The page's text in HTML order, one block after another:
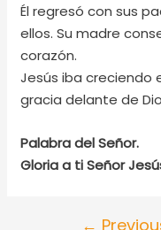
Él regresó con sus
ellos. Su madre
corazón.
Jesús iba creciendo
gracia delante de
Palabra del Señor.
Gloria a ti Señor
←